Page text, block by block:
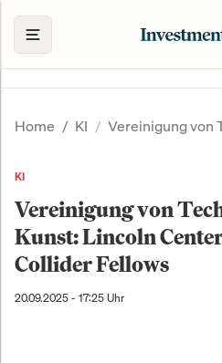
Home KI Vereinigung von
KI
Vereinigung von
Kunst: Lincoln
Collider Fellows
20.09.2025 - 17:25 Uhr